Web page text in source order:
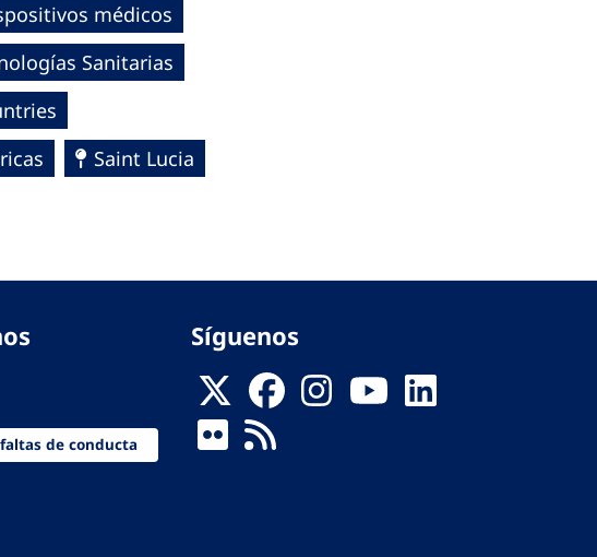
médicos
Sanitarias
Saint Lucia
de conducta
Síguenos